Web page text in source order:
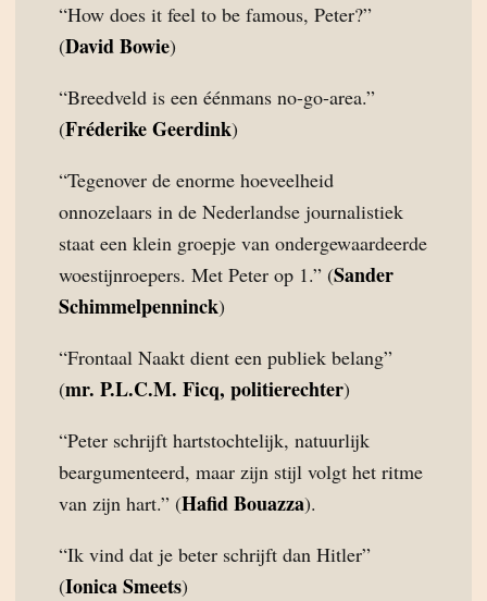
“How does it feel to be famous, Peter?”
(David Bowie)
“Breedveld is een éénmans no-go-area.”
(Fréderike Geerdink)
“Tegenover de enorme hoeveelheid
onnozelaars in de Nederlandse journalistiek
staat een klein groepje van ondergewaardeerde
woestijnroepers. Met Peter op 1.” (Sander
Schimmelpenninck)
“Frontaal Naakt dient een publiek belang”
(mr. P.L.C.M. Ficq, politierechter)
“Peter schrijft hartstochtelijk, natuurlijk
beargumenteerd, maar zijn stijl volgt het ritme
van zijn hart.” (Hafid Bouazza).
“Ik vind dat je beter schrijft dan Hitler”
(Ionica Smeets)